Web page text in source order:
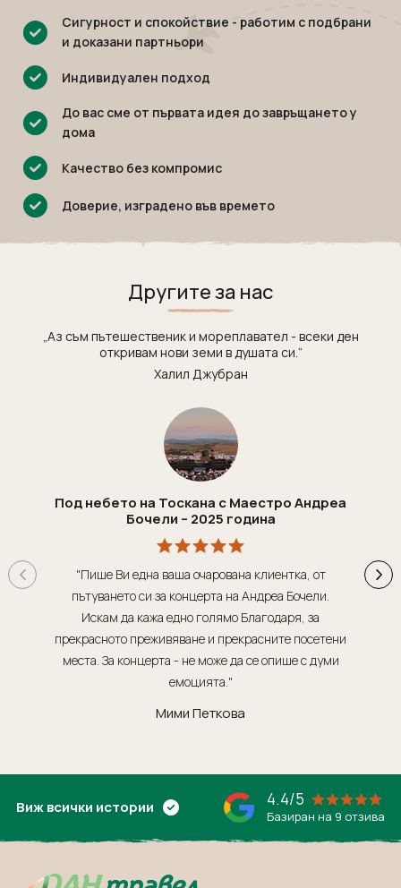
Екскурзии в САЩ
Уганда
Уругвай
Чили
Шри Ланка
Южна Корея
Япония
Сигурност и спокойствие - работим с подбрани
и доказани партньори
Индивидуален подход
До вас сме от първата идея до завръщането у
дома
Качество без компромис
Доверие, изградено във времето
Другите за нас
„Аз съм пътешественик и мореплавател - всеки ден
откривам нови земи в душата си.“
Халил Джубран
Под небето на Тоскана с Маестро Андреа
Бочели – 2025 година
"Пише Ви една ваша очарована клиентка, от
пътуването си за концерта на Андреа Бочели.
Искам да кажа едно голямо Благодаря, за
прекрасното преживяване и прекрасните посетени
места. За концерта - не може да се опише с думи
емоцията."
Мими Петкова
Виж всички истории 4.4/5
Базиран на 9 отзива